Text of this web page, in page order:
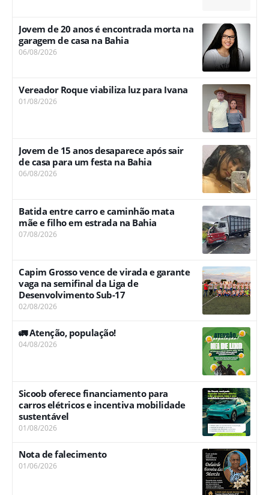
Jovem de 20 anos é encontrada morta na
garagem de casa na Bahia
06/08/2026
Vereador Roque viabiliza luz para Ivana
01/08/2026
Jovem de 15 anos desaparece após sair
de casa para um festa na Bahia
06/08/2026
Batida entre carro e caminhão mata
mãe e filho em estrada na Bahia
07/08/2026
Capim Grosso vence de virada e garante
vaga na semifinal da Liga de
Desenvolvimento Sub-17
02/08/2026
🚛 Atenção, população!
04/08/2026
Sicoob oferece financiamento para
carros elétricos e incentiva mobilidade
sustentável
01/08/2026
Nota de falecimento
01/06/2026